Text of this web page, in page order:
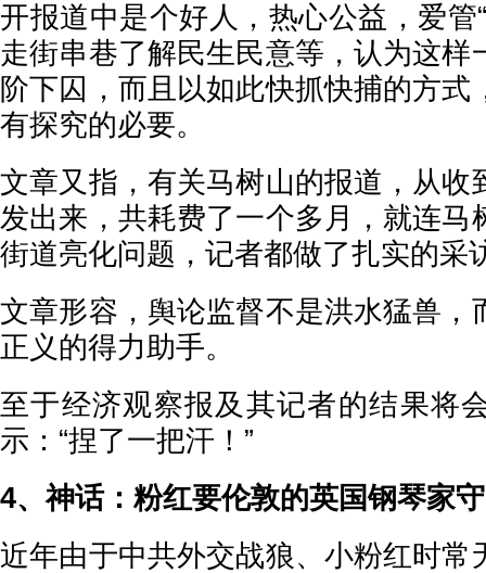
开报道中是个好人，热心公益，爱管
走街串巷了解民生民意等，认为这样
阶下囚，而且以如此快抓快捕的方式
有探究的必要。
文章又指，有关马树山的报道，从收
发出来，共耗费了一个多月，就连马
街道亮化问题，记者都做了扎实的采
文章形容，舆论监督不是洪水猛兽，
正义的得力助手。
至于经济观察报及其记者的结果将
示：“捏了一把汗！”
4、神话：粉红要伦敦的英国钢琴家
近年由于中共外交战狼、小粉红时常